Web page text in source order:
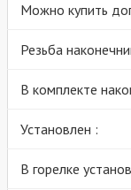
Можно купить
Резьба
В комплекте
Установлен :
В горелке